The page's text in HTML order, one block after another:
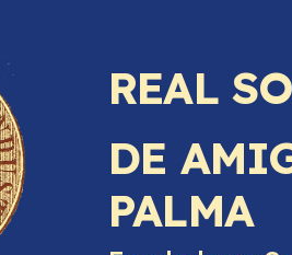
REAL
DE
PALMA